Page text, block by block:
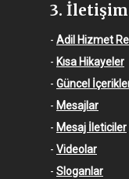
3. İletişim
- Adil Hizmet
- Kısa Hikayeler
- Güncel
- Mesajlar
- Mesaj İleticiler
- Videolar
- Sloganlar